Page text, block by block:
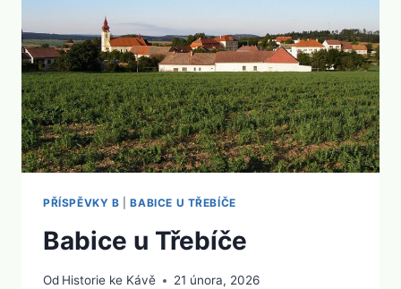
PŘÍSPĚVKY B |BABICE U TŘEBÍČE
Babice u Třebíče
Od Historie ke Kávě 21 února, 2026